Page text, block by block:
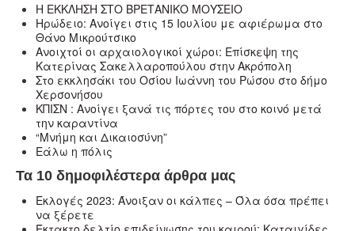
Η ΕΚΚΛΗΣΗ ΣΤΟ ΒΡΕΤΑΝΙΚΟ ΜΟΥΣΕΙΟ
Ηρώδειο: Ανοίγει στις 15 Ιουλίου με αφιέρωμα στο
Θάνο Μικρούτσικο
Ανοιχτοί οι αρχαιολογικοί χώροι: Επίσκεψη της
Κατερίνας Σακελλαροπούλου στην Ακρόπολη
Στο εκκλησάκι του Οσίου Ιωάννη του Ρώσου στο δήμο
Χερσονήσου
ΚΠΙΣΝ : Ανοίγει ξανά τις πόρτες του στο κοινό μετά
την καραντίνα
“Μνήμη και Δικαιοσύνη”
Εάλω η πόλις
Τα 10 δημοφιλέστερα άρθρα μας
Εκλογές 2023: Άνοιξαν οι κάλπες – Όλα όσα πρέπει
να ξέρετε